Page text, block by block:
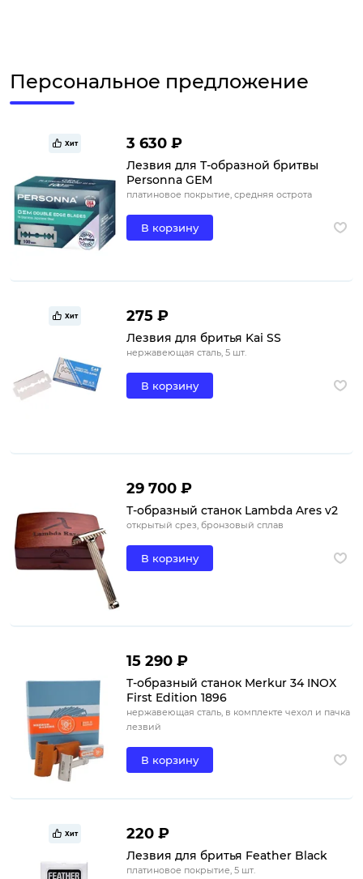
Персональное предложение
Хит 3 630 ₽
Лезвия для Т-образной бритвы
Personna GEM
платиновое покрытие, средняя острота
В корзину
Хит 275 ₽
Лезвия для бритья Kai SS
нержавеющая сталь, 5 шт.
В корзину
29 700 ₽
Т-образный станок Lambda Ares v2
открытый срез, бронзовый сплав
В корзину
15 290 ₽
Т-образный станок Merkur 34 INOX
First Edition 1896
нержавеющая сталь, в комплекте чехол и пачка
лезвий
В корзину
Хит 220 ₽
Лезвия для бритья Feather Black
платиновое покрытие, 5 шт.